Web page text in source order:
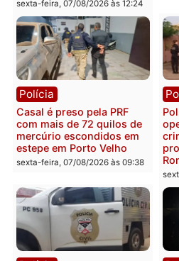
Polícia
2 MILHÕES – Unnesa
apresenta documentos
que comprovam
transparência e legalidade
na operação alvo da PF
sexta-feira, 07/08/2026 às 12:24
Polícia